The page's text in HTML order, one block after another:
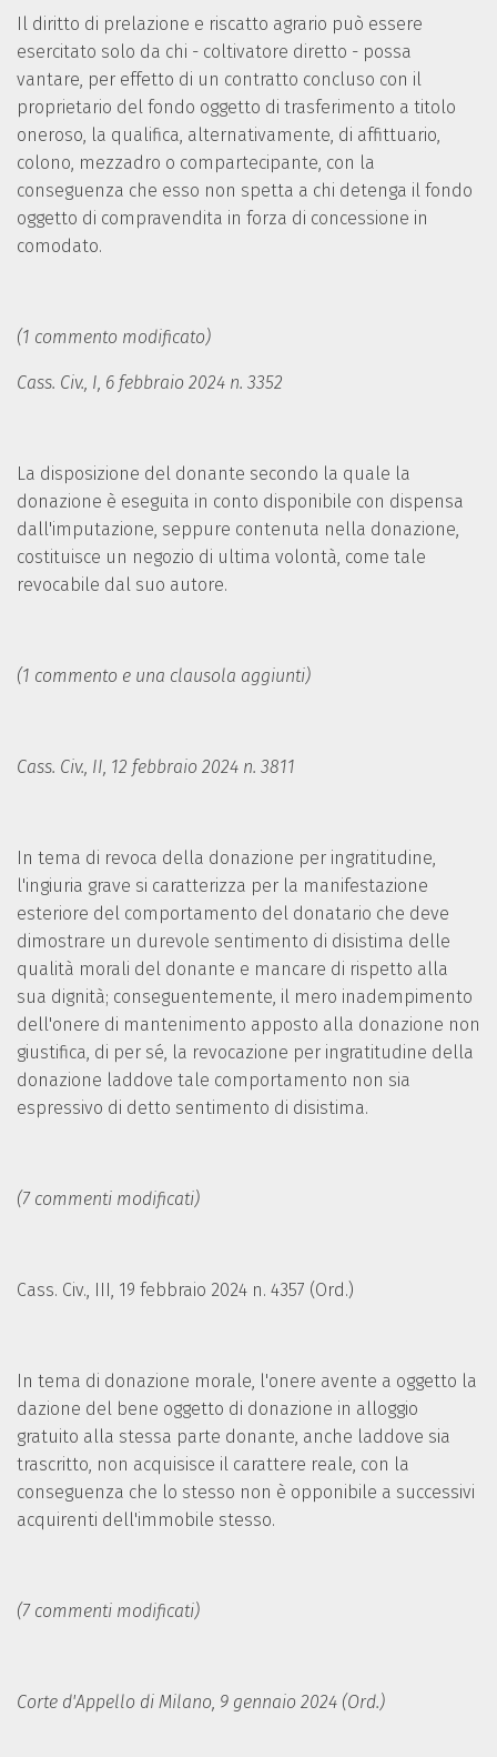
Il diritto di prelazione e riscatto agrario può essere
esercitato solo da chi - coltivatore diretto - possa
vantare, per effetto di un contratto concluso con il
proprietario del fondo oggetto di trasferimento a titolo
oneroso, la qualifica, alternativamente, di affittuario,
colono, mezzadro o compartecipante, con la
conseguenza che esso non spetta a chi detenga il fondo
oggetto di compravendita in forza di concessione in
comodato.
(1 commento modificato)
Cass. Civ., I, 6 febbraio 2024 n. 3352
La disposizione del donante secondo la quale la
donazione è eseguita in conto disponibile con dispensa
dall'imputazione, seppure contenuta nella donazione,
costituisce un negozio di ultima volontà, come tale
revocabile dal suo autore.
(1 commento e una clausola aggiunti)
Cass. Civ., II, 12 febbraio 2024 n. 3811
In tema di revoca della donazione per ingratitudine,
l'ingiuria grave si caratterizza per la manifestazione
esteriore del comportamento del donatario che deve
dimostrare un durevole sentimento di disistima delle
qualità morali del donante e mancare di rispetto alla
sua dignità; conseguentemente, il mero inadempimento
dell'onere di mantenimento apposto alla donazione non
giustifica, di per sé, la revocazione per ingratitudine della
donazione laddove tale comportamento non sia
espressivo di detto sentimento di disistima.
(7 commenti modificati)
Cass. Civ., III, 19 febbraio 2024 n. 4357 (Ord.)
In tema di donazione morale, l'onere avente a oggetto la
dazione del bene oggetto di donazione in alloggio
gratuito alla stessa parte donante, anche laddove sia
trascritto, non acquisisce il carattere reale, con la
conseguenza che lo stesso non è opponibile a successivi
acquirenti dell'immobile stesso.
(7 commenti modificati)
Corte d'Appello di Milano, 9 gennaio 2024 (Ord.)